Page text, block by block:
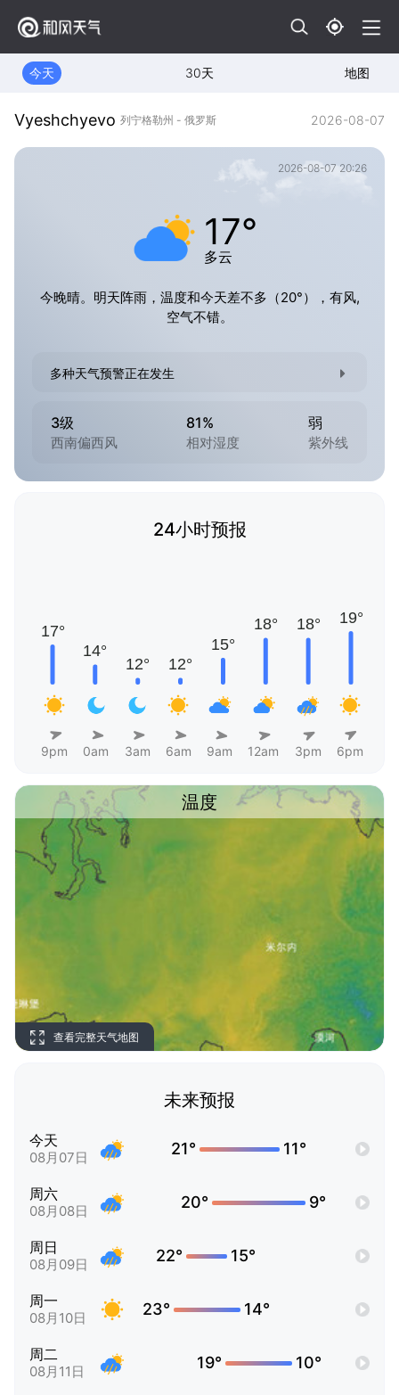
今天 30天 地图
Vyeshchyevo 列宁格勒州 - 俄罗斯 2026-08-07
2026-08-07 20:26
17°
多云
今晚晴。明天阵雨，温度和今天差不多（20°），有风,
空气不错。
多种天气预警正在发生
3级
西南偏西风
81%
相对湿度
弱
紫外线
24小时预报
9pm 0am 3am 6am 9am 12am 3pm 6pm
温度
查看完整天气地图
未来预报
今天
08月07日 21° 11°
周六
08月08日 20° 9°
周日
08月09日 22° 15°
周一
08月10日 23° 14°
周二
08月11日 19° 10°